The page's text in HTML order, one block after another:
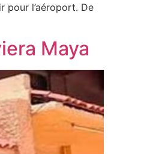
pour l’aéroport. De
Maya